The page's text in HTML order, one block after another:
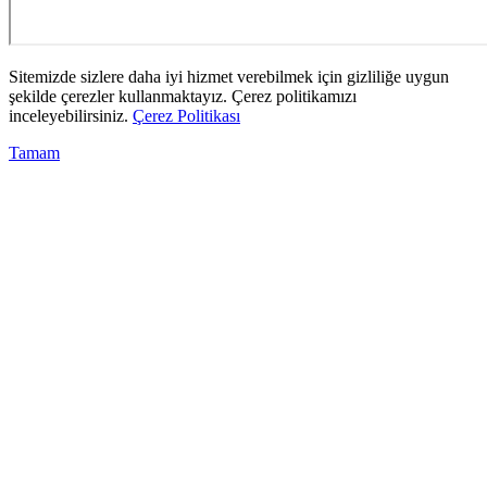
Sitemizde sizlere daha iyi hizmet verebilmek için gizliliğe uygun
şekilde çerezler kullanmaktayız. Çerez politikamızı
inceleyebilirsiniz. Çerez Politikası
Tamam